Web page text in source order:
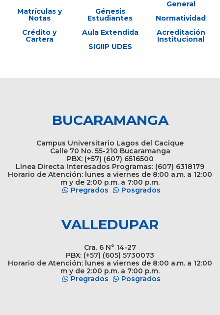
Matrículas y
Notas
Crédito y
Cartera
Génesis
Estudiantes
Aula Extendida
SIGIIP UDES
General
Normatividad
Acreditación
Institucional
BUCARAMANGA
Campus Universitario Lagos del Cacique
Calle 70 No. 55-210 Bucaramanga
PBX: (+57) (607) 6516500
Línea Directa Interesados Programas: (607) 6318179
Horario de Atención: lunes a viernes de 8:00 a.m. a 12:00
m y de 2:00 p.m. a 7:00 p.m.
Pregrados
Posgrados
VALLEDUPAR
Cra. 6 N° 14-27
PBX: (+57) (605) 5730073
Horario de Atención: lunes a viernes de 8:00 a.m. a 12:00
m y de 2:00 p.m. a 7:00 p.m.
Pregrados
Posgrados